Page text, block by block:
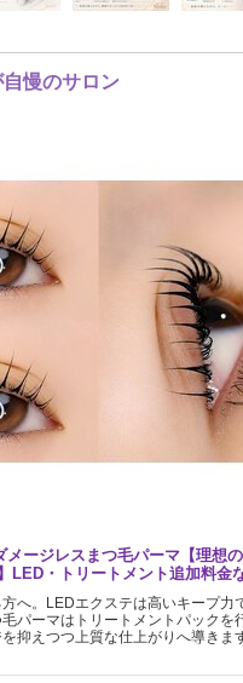
慢のサロン
メージレスまつ毛パーマ【理想
LED・トリートメント追加料金
へ。LEDエクステは高いキープ力
パーマはトリートメントパックを
抑えつつ上質な仕上がりへ導きま